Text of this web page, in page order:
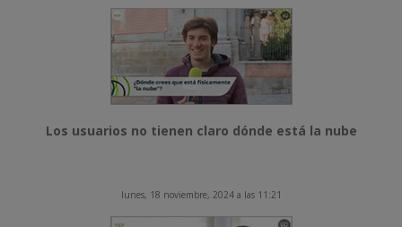
Los usuarios no tienen claro dónde está la nube
lunes, 18 noviembre, 2024 a las 11:21